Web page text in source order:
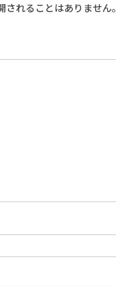
れることはありません。